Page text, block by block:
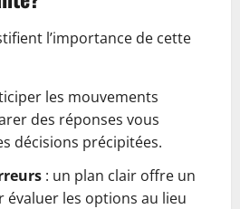
l’importance de cette
les mouvements
des réponses vous
décisions précipitées.
: un plan clair offre un
évaluer les options au lieu